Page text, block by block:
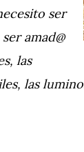
ser
amad@
las
las